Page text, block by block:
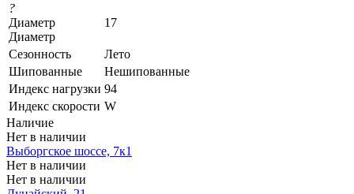
?
Диаметр
Диаметр
17
Сезонность
Лето
Шипованные
Нешипованные
Индекс нагрузки 94
Индекс скорости W
Наличие
Нет в наличии
Выборгское шоссе, 7к1
Нет в наличии
Нет в наличии